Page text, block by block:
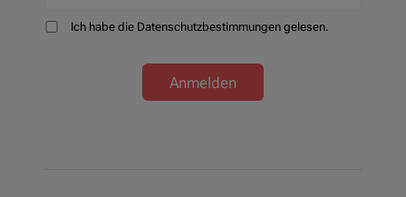
Ich habe die Datenschutzbestimmungen gelesen.
Anmelden